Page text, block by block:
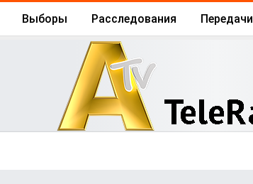
Выборы Расследования Передачи